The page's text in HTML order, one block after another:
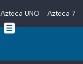
Skip to main content
Azteca UNO Azteca 7